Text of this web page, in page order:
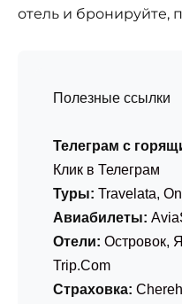
отель и бронируйте,
Полезные ссылки
Телеграм с
Клик в Телеграм
Туры: Travelata,
Авиабилеты:
Отели: Островок,
Trip.Com
Страховка: